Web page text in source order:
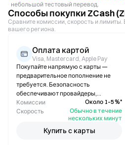
небольшой тестовый перевод.
Способы покупки ZCash
Сравните комиссии, скорость и
вашего региона.
Оплата картой
Visa, Mastercard, Apple Pay
Покупайте напрямую с карты —
предварительное пополнение не
требуется. Безопасность
обеспечивают провайдеры,
соответствующие стандарту PCI-
DSS.
Комиссии
Около 1–5 %*
Скорость
Обычно в течение
нескольких минут
Купить с карты